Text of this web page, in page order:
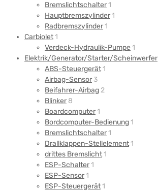
Bremslichtschalter1
Hauptbremszylinder1
Radbremszylinder1
Carbiolet1
Verdeck-Hydraulik-Pumpe 1
Elektrik/Generator/Starter/Scheinwerfer
ABS-Steuergerät1
Airbag-Sensor 3
Beifahrer-Airbag2
Blinker 8
Boardcomputer1
Bordcomputer-Bedienung1
Bremslichtschalter1
Drallklappen-Stellelement1
drittes Bremslicht1
ESP-Schalter1
ESP-Sensor1
ESP-Steuergerät1